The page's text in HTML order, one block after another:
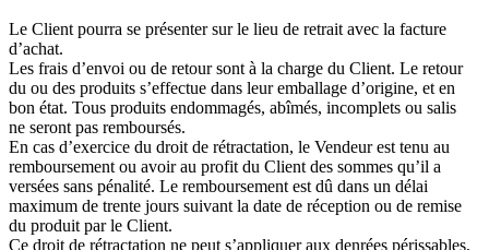
Le Client pourra se présenter sur le lieu de retrait avec la facture
d’achat.
Les frais d’envoi ou de retour sont à la charge du Client. Le retour
du ou des produits s’effectue dans leur emballage d’origine, et en
bon état. Tous produits endommagés, abîmés, incomplets ou salis
ne seront pas remboursés.
En cas d’exercice du droit de rétractation, le Vendeur est tenu au
remboursement ou avoir au profit du Client des sommes qu’il a
versées sans pénalité. Le remboursement est dû dans un délai
maximum de trente jours suivant la date de réception ou de remise
du produit par le Client.
Ce droit de rétractation ne peut s’appliquer aux denrées périssables,